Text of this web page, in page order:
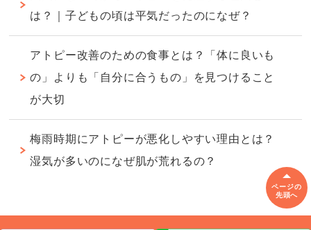
は？｜子どもの頃は平気だったのになぜ？
アトピー改善のための食事とは？「体に良いも
の」よりも「自分に合うもの」を見つけること
が大切
梅雨時期にアトピーが悪化しやすい理由とは？
湿気が多いのになぜ肌が荒れるの？
ページの
先頭へ